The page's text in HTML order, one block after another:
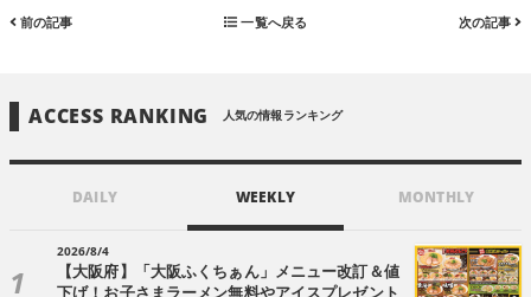
前の記事 一覧へ戻る 次の記事
ACCESS RANKING 人気の情報ランキング
DAILY WEEKLY MONTHLY
2026/8/4
【大阪府】「大阪ふくちぁん」メニュー改訂＆値